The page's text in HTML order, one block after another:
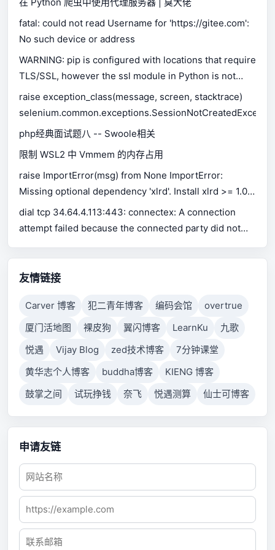
fatal: could not read Username for 'https://gitee.com':
No such device or address
WARNING: pip is configured with locations that require
TLS/SSL, however the ssl module in Python is not
available.
raise exception_class(message, screen, stacktrace)
php经典面试题八 -- Swoole相关
限制 WSL2 中 Vmmem 的内存占用
raise ImportError(msg) from None ImportError:
Missing optional dependency 'xlrd'. Install xlrd >= 1.0.0
for Excel support Use pip or conda to install xlrd.
dial tcp 34.64.4.113:443: connectex: A connection
attempt failed because the connected party did not
connection failed because connected host has failed
to respond.
友情链接
Carver 博客 犯二青年博客 编码会馆
overtrue
厦门活地图
裸皮狗 翼闪博客 LearnKu
九歌
悦遇
Vijay Blog zed技术博客
7分钟课堂
黄华志个人博客
buddha博客
KIENG 博客
鼓掌之间
试玩挣钱 奈飞 悦遇测算 仙士可博客
申请友链